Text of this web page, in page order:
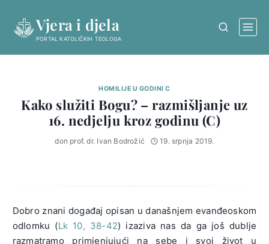
content
Vjera i djela
PORTAL KATOLIČKIH TEOLOGA
HOMILIJE U GODINI C
Kako služiti Bogu? – razmišljanje uz
16. nedjelju kroz godinu (C)
don prof. dr. Ivan Bodrožić 19. srpnja 2019.
Dobro znani događaj opisan u današnjem evanđeoskom
odlomku (Lk 10, 38-42) izaziva nas da ga još dublje
razmatramo primjenjujući na sebe i svoj život u